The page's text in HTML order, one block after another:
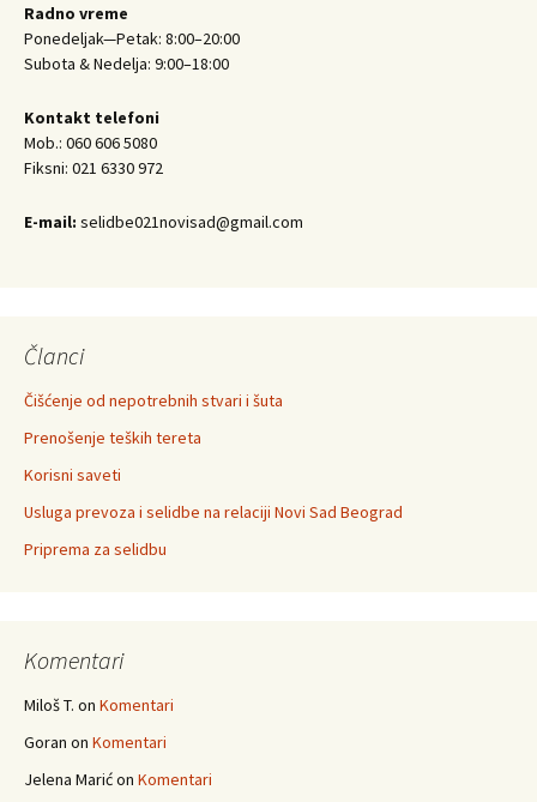
Radno vreme
Ponedeljak—Petak: 8:00–20:00
Subota & Nedelja: 9:00–18:00
Kontakt telefoni
Mob.: 060 606 5080
Fiksni: 021 6330 972
E-mail: selidbe021novisad@gmail.com
Članci
Čišćenje od nepotrebnih stvari i šuta
Prenošenje teških tereta
Korisni saveti
Usluga prevoza i selidbe na relaciji Novi Sad Beograd
Priprema za selidbu
Komentari
Miloš T. on Komentari
Goran on Komentari
Jelena Marićon Komentari